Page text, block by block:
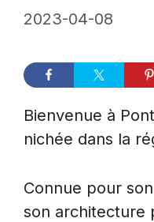
2023-04-08
Bienvenue à
nichée dans la
Connue pour
son architecture